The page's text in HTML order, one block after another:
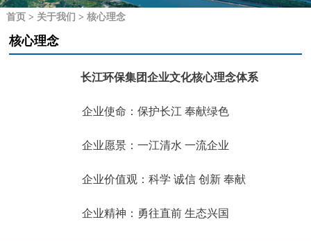
首页 > 关于我们 > 核心理念
核心理念
长江环保集团企业文化核心理念体系
企业使命：保护长江 奉献绿色
企业愿景：一江清水 一流企业
企业价值观：科学 诚信 创新 奉献
企业精神：勇往直前 生态兴国